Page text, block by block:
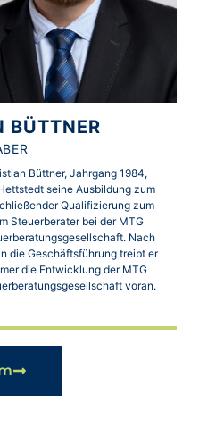
BÜTTNER
Büttner, Jahrgang 1984,
seine Ausbildung zum
Qualifizierung zum
Steuerberater bei der MTG
Nach
die Geschäftsführung treibt er
die Entwicklung der MTG
voran.